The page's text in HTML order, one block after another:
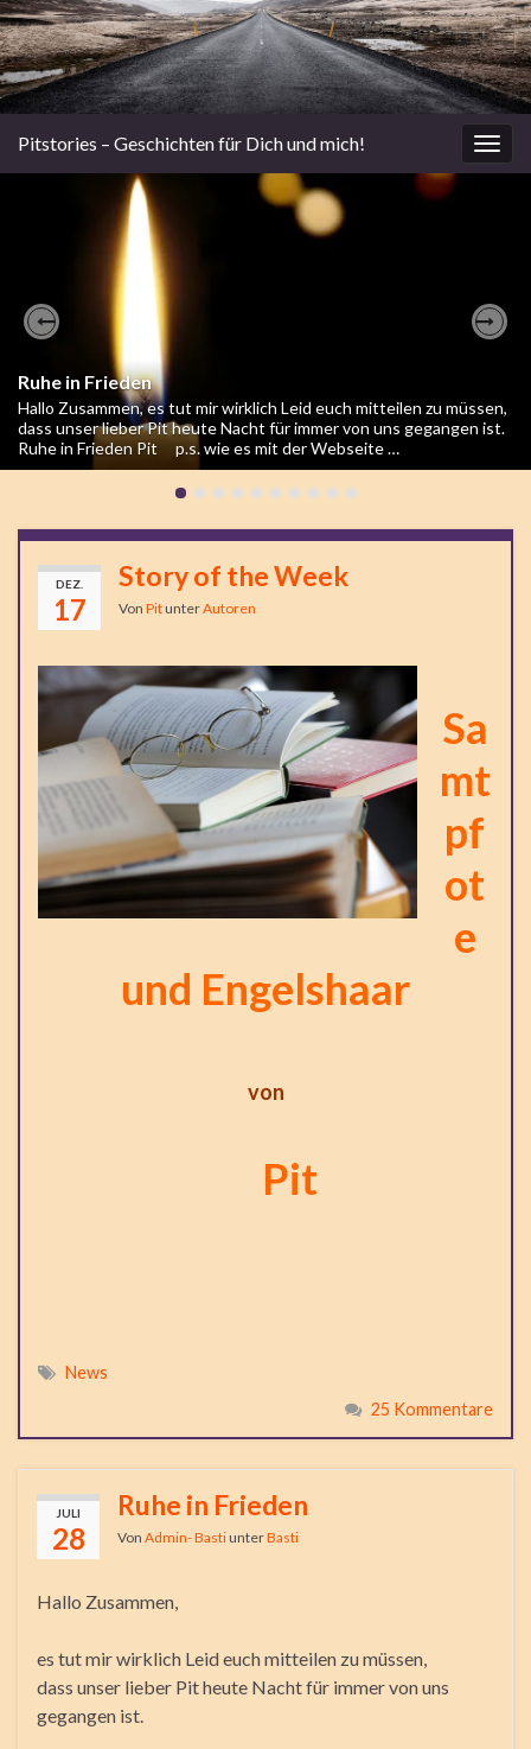
Pitstories – Geschichten für Dich und mich!
Ruhe in Frieden
Hallo Zusammen, es tut mir wirklich Leid euch mitteilen zu müssen,
dass unser lieber Pit heute Nacht für immer von uns gegangen ist.
Ruhe in Frieden Pit p.s. wie es mit der Webseite …
Adventskalender
Hallo ihr Lieben, nach zwei Herzzattacken und einem
Krankenhausaufenthalt habe ich es leider nicht geschafft, den
Adventskalender fertig zu schreiben. So bleibt mir nur euch zu
empfehlen, einer der vergangenen Kalender, aus dem Archiv zu …
Previous
DEZ.
17
Story of the Week
Von PitunterAutoren
Sa
mt
pf
ot
e
und Engelshaar
von
Pit
News
25 Kommentare
JULI
28
Ruhe in Frieden
Von Admin- BastiunterBasti
Hallo Zusammen,
es tut mir wirklich Leid euch mitteilen zu müssen,
dass unser lieber Pit heute Nacht für immer von uns
gegangen ist.